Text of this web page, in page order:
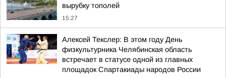
вырубку тополей
15:27
Алексей Текслер: В этом году День
физкультурника Челябинская область
встречает в статусе одной из главных
площадок Спартакиады народов России